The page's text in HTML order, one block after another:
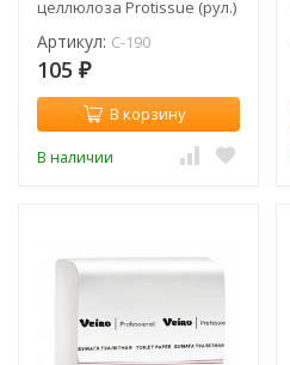
целлюлоза Protissue (рул.)
Артикул: C-190
105 ₽
В корзину
В наличии